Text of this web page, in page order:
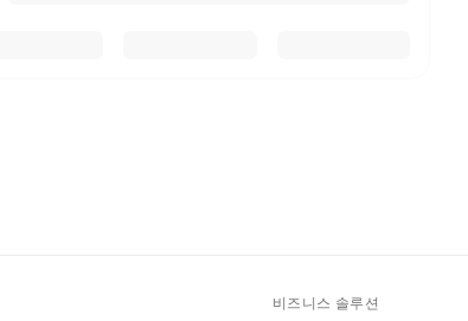
비즈니스 솔루션